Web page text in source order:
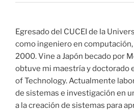
Egresado del CUCEI de la
como ingeniero en
2000. Vine a Japón becado por
obtuve mi maestría y doctorado
of Technology. Actualmente
de sistemas e investigación en
a la creación de sistemas para